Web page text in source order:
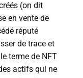
(on dit
en vente de
réputé
de trace et
terme de NFT
actifs qui ne